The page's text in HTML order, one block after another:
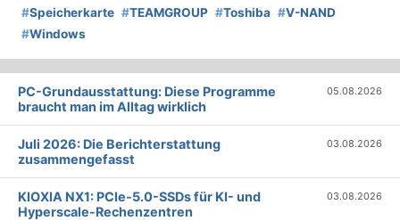
#Speicherkarte #TEAMGROUP #Toshiba #V-NAND
#Windows
PC-Grundausstattung: Diese Programme
braucht man im Alltag wirklich
05.08.2026
Juli 2026: Die Bericht­erstattung
zusammengefasst
03.08.2026
KIOXIA NX1: PCIe-5.0-SSDs für KI- und
Hyperscale-Rechenzentren
03.08.2026